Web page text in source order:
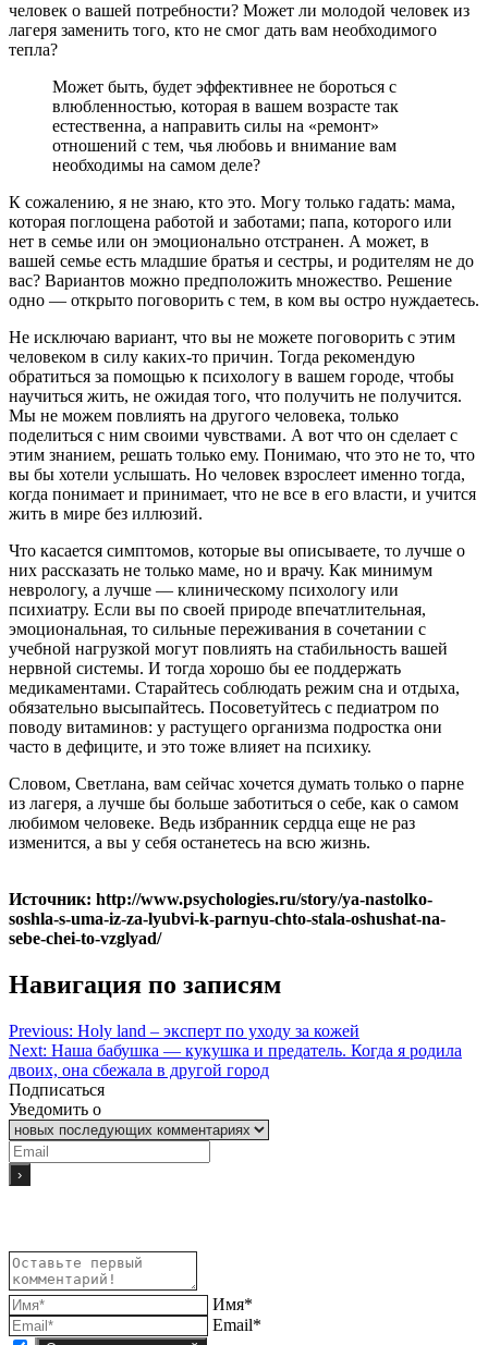
человек о вашей потребности? Может ли молодой человек из
лагеря заменить того, кто не смог дать вам необходимого
тепла?
Может быть, будет эффективнее не бороться с
влюбленностью, которая в вашем возрасте так
естественна, а направить силы на «ремонт»
отношений с тем, чья любовь и внимание вам
необходимы на самом деле?
К сожалению, я не знаю, кто это. Могу только гадать: мама,
которая поглощена работой и заботами; папа, которого или
нет в семье или он эмоционально отстранен. А может, в
вашей семье есть младшие братья и сестры, и родителям не до
вас? Вариантов можно предположить множество. Решение
одно — открыто поговорить с тем, в ком вы остро нуждаетесь.
Не исключаю вариант, что вы не можете поговорить с этим
человеком в силу каких-то причин. Тогда рекомендую
обратиться за помощью к психологу в вашем городе, чтобы
научиться жить, не ожидая того, что получить не получится.
Мы не можем повлиять на другого человека, только
поделиться с ним своими чувствами. А вот что он сделает с
этим знанием, решать только ему. Понимаю, что это не то, что
вы бы хотели услышать. Но человек взрослеет именно тогда,
когда понимает и принимает, что не все в его власти, и учится
жить в мире без иллюзий.
Что касается симптомов, которые вы описываете, то лучше о
них рассказать не только маме, но и врачу. Как минимум
неврологу, а лучше — клиническому психологу или
психиатру. Если вы по своей природе впечатлительная,
эмоциональная, то сильные переживания в сочетании с
учебной нагрузкой могут повлиять на стабильность вашей
нервной системы. И тогда хорошо бы ее поддержать
медикаментами. Старайтесь соблюдать режим сна и отдыха,
обязательно высыпайтесь. Посоветуйтесь с педиатром по
поводу витаминов: у растущего организма подростка они
часто в дефиците, и это тоже влияет на психику.
Словом, Светлана, вам сейчас хочется думать только о парне
из лагеря, а лучше бы больше заботиться о себе, как о самом
любимом человеке. Ведь избранник сердца еще не раз
изменится, а вы у себя останетесь на всю жизнь.
Источник: http://www.psychologies.ru/story/ya-nastolko-
soshla-s-uma-iz-za-lyubvi-k-parnyu-chto-stala-oshushat-na-
sebe-chei-to-vzglyad/
Навигация по записям
Previous: Holy land – эксперт по уходу за кожей
Next: Наша бабушка — кукушка и предатель. Когда я родила
двоих, она сбежала в другой город
Подписаться
Уведомить о
Имя*
Email*